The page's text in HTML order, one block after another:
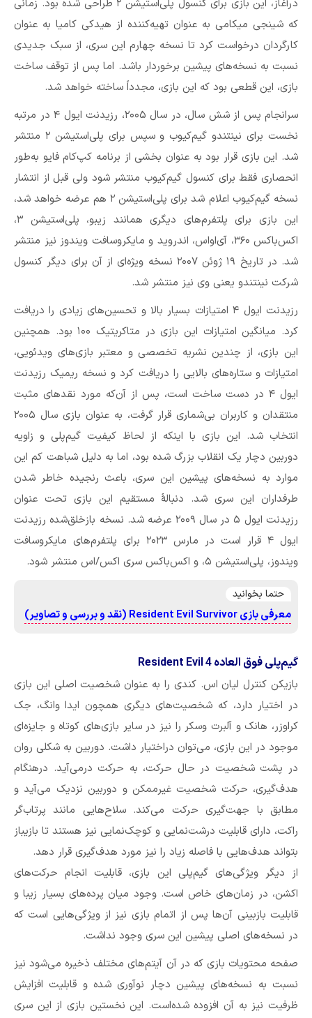
درآغاز، این بازی برای کنسول پلی‌استیشن ۲ طراحی شده بود. زمانی
که شینجی میکامی به عنوان تهیه‌کننده از هیدکی کامیا به عنوان
کارگردان درخواست کرد تا نسخه چهارم این سری، از سبک جدیدی
نسبت به نسخه‌های پیشین برخوردار باشد. اما پس از توقف ساخت
بازی، این قطعی بود که این بازی، مجدداً ساخته خواهد شد.
سرانجام پس از شش سال، در سال ۲۰۰۵، رزیدنت ایول ۴ در مرتبه
نخست برای نینتندو گیم‌کیوب و سپس برای پلی‌استیشن ۲ منتشر
شد. این بازی قرار بود به عنوان بخشی از برنامه کپ‌کام فایو به‌طور
انحصاری فقط برای کنسول گیم‌کیوب منتشر شود ولی قبل از انتشار
نسخه گیم‌کیوب اعلام شد برای پلی‌استیشن ۲ هم عرضه خواهد شد،
این بازی برای پلتفرم‌های دیگری همانند زیبو، پلی‌استیشن ۳،
اکس‌باکس ۳۶۰، آی‌اواس، اندروید و مایکروسافت ویندوز نیز منتشر
شد. در تاریخ ۱۹ ژوئن ۲۰۰۷ نسخه ویژه‌ای از آن برای دیگر کنسول
شرکت نینتندو یعنی وی نیز منتشر شد.
رزیدنت ایول ۴ امتیازات بسیار بالا و تحسین‌های زیادی را دریافت
کرد. میانگین امتیازات این بازی در متاکریتیک ۱۰۰ بود. همچنین
این بازی، از چندین نشریه تخصصی و معتبر بازی‌های ویدئویی،
امتیازات و ستاره‌های بالایی را دریافت کرد و نسخه ریمیک رزیدنت
ایول ۴ در دست ساخت است، پس از آن‌که مورد نقدهای مثبت
منتقدان و کاربران بی‌شماری قرار گرفت، به عنوان بازی سال ۲۰۰۵
انتخاب شد. این بازی با اینکه از لحاظ کیفیت گیم‌پلی و زاویه
دوربین دچار یک انقلاب بزرگ شده بود، اما به دلیل شباهت کم این
موارد به نسخه‌های پیشین این سری، باعث رنجیده خاطر شدن
طرفداران این سری شد. دنبالهٔ مستقیم این بازی تحت عنوان
رزیدنت ایول ۵ در سال ۲۰۰۹ عرضه شد. نسخه بازخلق‌شده رزیدنت
ایول ۴ قرار است در مارس ۲۰۲۳ برای پلتفرم‌های مایکروسافت
ویندوز، پلی‌استیشن ۵، و اکس‌باکس سری اکس/اس منتشر شود.
حتما بخوانید
معرفی بازی Resident Evil Survivor (نقد و بررسی و تصاویر)
گیم‌پلی فوق العاده Resident Evil 4
بازیکن کنترل لیان اس. کندی را به عنوان شخصیت اصلی این بازی
در اختیار دارد، که شخصیت‌های دیگری همچون ایدا وانگ، جک
کراوزر، هانک و آلبرت وسکر را نیز در سایر بازی‌های کوتاه و جایزه‌ای
موجود در این بازی، می‌توان دراختیار داشت. دوربین به شکلی روان
در پشت شخصیت در حال حرکت، به حرکت درمی‌آید. درهنگام
هدف‌گیری، حرکت شخصیت غیرممکن و دوربین نزدیک می‌آید و
مطابق با جهت‌گیری حرکت می‌کند. سلاح‌هایی مانند پرتاب‌گر
راکت، دارای قابلیت درشت‌نمایی و کوچک‌نمایی نیز هستند تا بازیباز
بتواند هدف‌هایی با فاصله زیاد را نیز مورد هدف‌گیری قرار دهد.
از دیگر ویژگی‌های گیم‌پلی این بازی، قابلیت انجام حرکت‌های
اکشن، در زمان‌های خاص است. وجود میان پرده‌های بسیار زیبا و
قابلیت بازبینی آن‌ها پس از اتمام بازی نیز از ویژگی‌هایی است که
در نسخه‌های اصلی پیشین این سری وجود نداشت.
صفحه محتویات بازی که در آن آیتم‌های مختلف ذخیره می‌شود نیز
نسبت به نسخه‌های پیشین دچار نوآوری شده و قابلیت افزایش
ظرفیت نیز به آن افزوده شده‌است. این نخستین بازی از این سری